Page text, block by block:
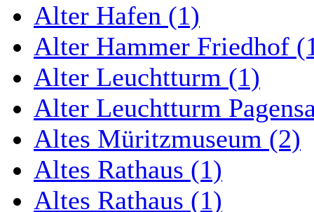
Alter Hafen (1)
Alter Hammer Friedhof
Alter Leuchtturm (1)
Alter Leuchtturm
Altes Müritzmuseum (2)
Altes Rathaus (1)
Altes Rathaus (1)